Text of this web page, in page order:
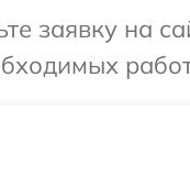
заявку на